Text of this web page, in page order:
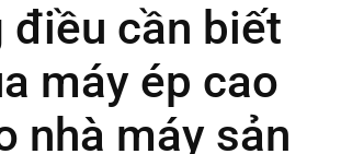
điều cần biết
máy ép cao
nhà máy sản